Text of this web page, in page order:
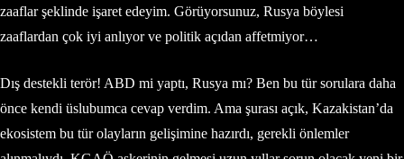
zaaflar şeklinde işaret edeyim. Görüyorsunuz, Rusya böylesi
zaaflardan çok iyi anlıyor ve politik açıdan affetmiyor…
Dış destekli terör! ABD mi yaptı, Rusya mı? Ben bu tür sorulara daha
önce kendi üslubumca cevap verdim. Ama şurası açık, Kazakistan’da
ekosistem bu tür olayların gelişimine hazırdı, gerekli önlemler